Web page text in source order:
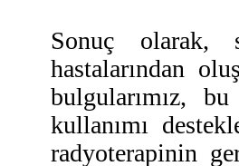
Sonuç olarak,
hastalarından
bulgularımız,
kullanımı
radyoterapinin